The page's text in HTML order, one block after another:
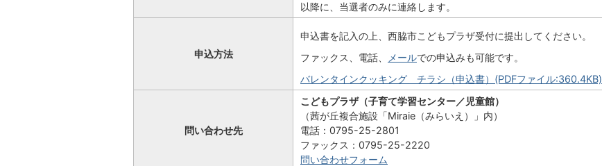
以降に、当選者のみに連絡します。
申込方法
申込書を記入の上、西脇市こどもプラザ受付に提出してください。
ファックス、電話、
メールでの申込みも可能です。
バレンタインクッキング チラシ（申込書）(PDFファイル:360.4KB)
問い合わせ先
こどもプラザ（子育て学習センター／児童館）
（茜が丘複合施設「Miraie（みらいえ）」内）
電話：0795-25-2801
ファックス：0795-25-2220
問い合わせフォーム